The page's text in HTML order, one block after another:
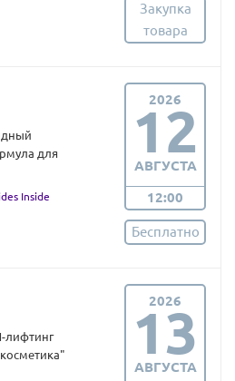
Закупка
товара
для
Inside
2026
12
АВГУСТА
12:00
Бесплатно
2026
13
АВГУСТА